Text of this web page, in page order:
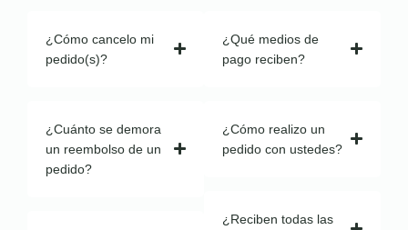
¿Cómo cancelo mi
pedido(s)?
¿Cuánto se demora
un reembolso de un
pedido?
¿Qué medios de
pago reciben?
¿Cómo realizo un
pedido con ustedes?
¿Reciben todas las